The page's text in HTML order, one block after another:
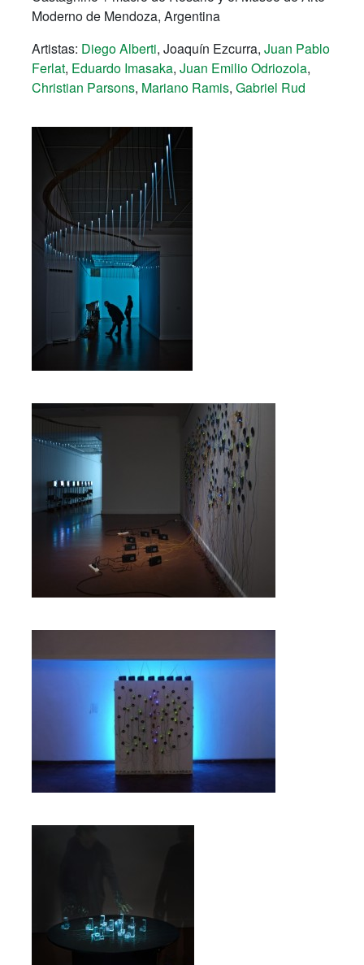
Moderno de Mendoza, Argentina
Artistas: Diego Alberti, Joaquín Ezcurra, Juan Pablo
Ferlat, Eduardo Imasaka, Juan Emilio Odriozola,
Christian Parsons, Mariano Ramis, Gabriel Rud